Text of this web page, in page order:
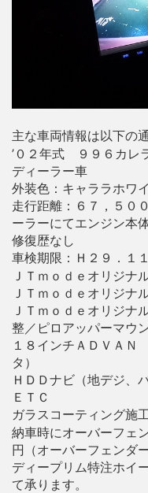
主な車両情報は以下の
’０２年式 ９９６カレ
ディーラー車
外装色：キャララホワ
走行距離：６７，５０
ーラーにてエンジン本
修復歴なし
車検期限：Ｈ２９．１
ＪＴｍｏｄｅオリジナ
ＪＴｍｏｄｅオリジナ
ＪＴｍｏｄｅオリジナ
整／ピロアッパーマウ
１８インチＡＤＶＡ
タ）
ＨＤＤナビ（地デジ、
ＥＴＣ
ガラスコーティング施
納車時にオーバーフェ
円（オーバーフェンダ
ディープリム特注ホイ
て承ります。